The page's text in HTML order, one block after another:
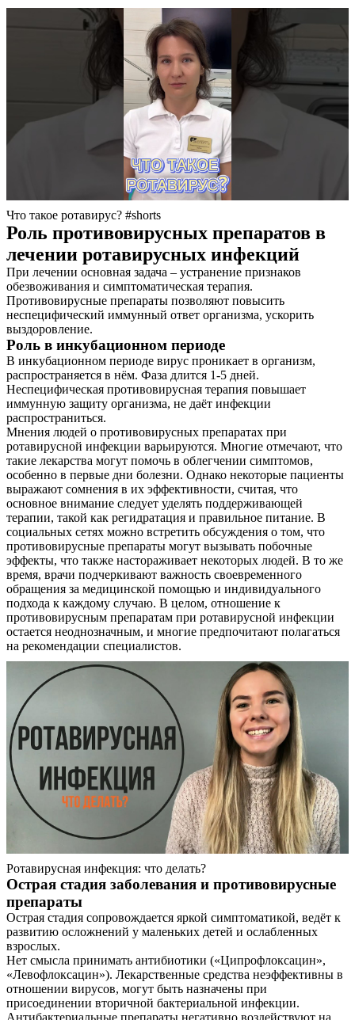
О нас
Отзывы
Статьи
Контакты
Что такое ротавирус? #shorts
Роль противовирусных препаратов в
лечении ротавирусных инфекций
При лечении основная задача – устранение признаков
обезвоживания и симптоматическая терапия.
Противовирусные препараты позволяют повысить
неспецифический иммунный ответ организма, ускорить
выздоровление.
Роль в инкубационном периоде
В инкубационном периоде вирус проникает в организм,
распространяется в нём. Фаза длится 1-5 дней.
Неспецифическая противовирусная терапия повышает
иммунную защиту организма, не даёт инфекции
распространиться.
Мнения людей о противовирусных препаратах при
ротавирусной инфекции варьируются. Многие отмечают, что
такие лекарства могут помочь в облегчении симптомов,
особенно в первые дни болезни. Однако некоторые пациенты
выражают сомнения в их эффективности, считая, что
основное внимание следует уделять поддерживающей
терапии, такой как регидратация и правильное питание. В
социальных сетях можно встретить обсуждения о том, что
противовирусные препараты могут вызывать побочные
эффекты, что также настораживает некоторых людей. В то же
время, врачи подчеркивают важность своевременного
обращения за медицинской помощью и индивидуального
подхода к каждому случаю. В целом, отношение к
противовирусным препаратам при ротавирусной инфекции
остается неоднозначным, и многие предпочитают полагаться
на рекомендации специалистов.
Ротавирусная инфекция: что делать?
Острая стадия заболевания и противовирусные
препараты
Острая стадия сопровождается яркой симптоматикой, ведёт к
развитию осложнений у маленьких детей и ослабленных
взрослых.
Нет смысла принимать антибиотики («Ципрофлоксацин»,
«Левофлоксацин»). Лекарственные средства неэффективны в
отношении вирусов, могут быть назначены при
присоединении вторичной бактериальной инфекции.
Антибактериальные препараты негативно воздействуют на